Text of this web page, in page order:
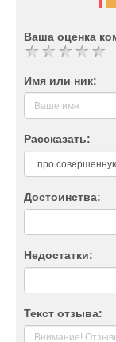
Ваша оценка
Имя или ник:
Рассказать:
Достоинства:
Недостатки:
Текст отзыва: